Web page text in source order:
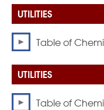
Table of
Table of